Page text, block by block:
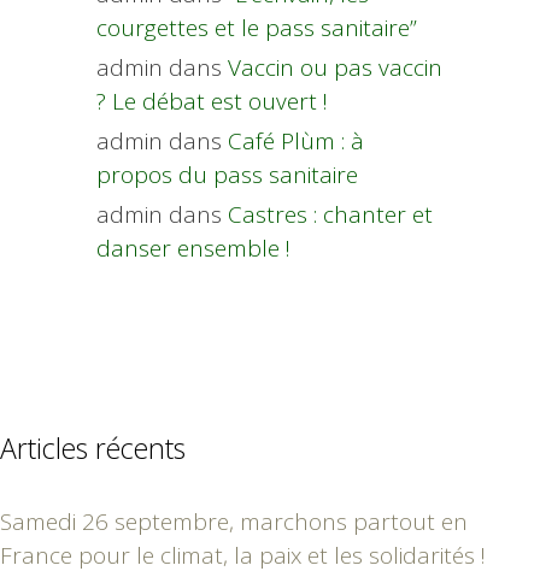
courgettes et le pass sanitaire”
admin dans Vaccin ou pas vaccin
? Le débat est ouvert !
admin dans Café Plùm : à
propos du pass sanitaire
admin dans Castres : chanter et
danser ensemble !
Articles récents
Samedi 26 septembre, marchons partout en
France pour le climat, la paix et les solidarités !